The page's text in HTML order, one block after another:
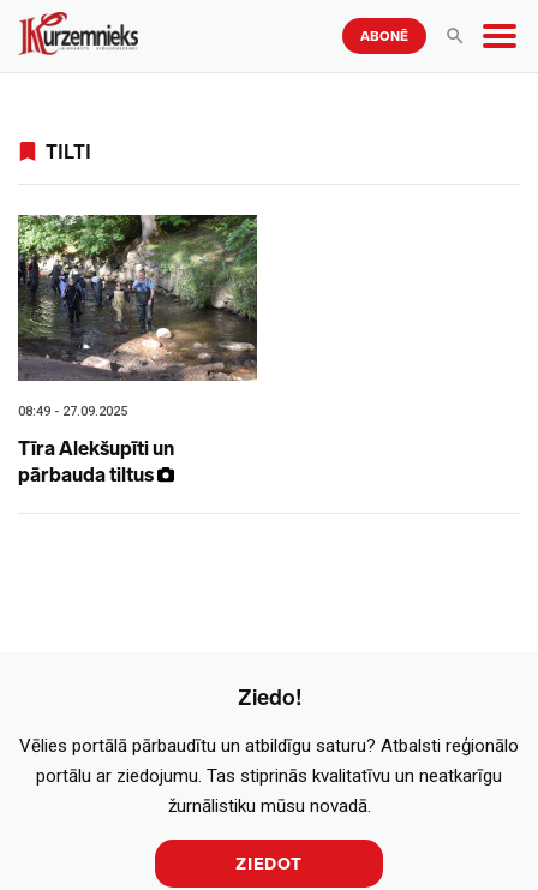
ABONĒ
TILTI
08:49 - 27.09.2025
Tīra Alekšupīti un
pārbauda tiltus
Ziedo!
Vēlies portālā pārbaudītu un atbildīgu saturu? Atbalsti reģionālo
portālu ar ziedojumu. Tas stiprinās kvalitatīvu un neatkarīgu
žurnālistiku mūsu novadā.
ZIEDOT